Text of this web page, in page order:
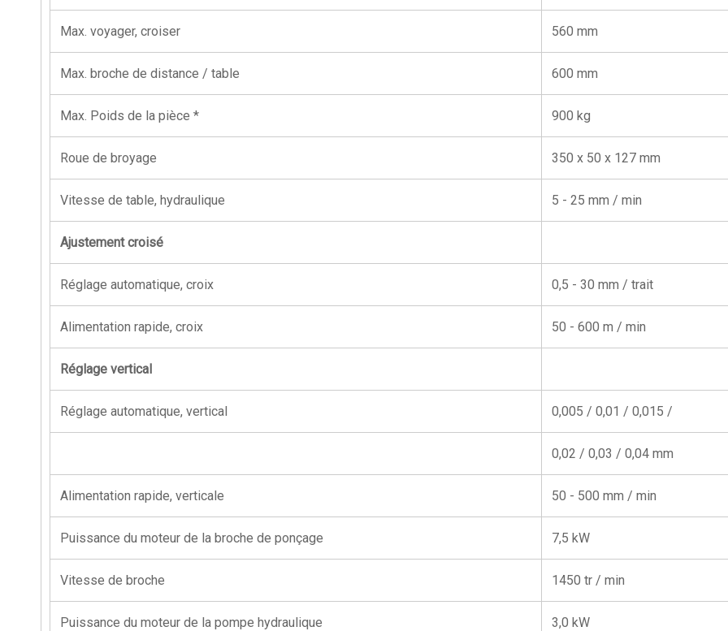
Max. voyager, croiser 560 mm
Max. broche de distance / table 600 mm
Max. Poids de la pièce * 900 kg
Roue de broyage 350 x 50 x 127 mm
Vitesse de table, hydraulique 5 - 25 mm / min
Ajustement croisé
Réglage automatique, croix 0,5 - 30 mm / trait
Alimentation rapide, croix 50 - 600 m / min
Réglage vertical
Réglage automatique, vertical 0,005 / 0,01 / 0,015 /
0,02 / 0,03 / 0,04 mm
Alimentation rapide, verticale 50 - 500 mm / min
Puissance du moteur de la broche de ponçage 7,5 kW
Vitesse de broche 1450 tr / min
Puissance du moteur de la pompe hydraulique 3,0 kW